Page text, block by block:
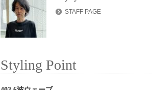
STAFF PAGE
Styling Point